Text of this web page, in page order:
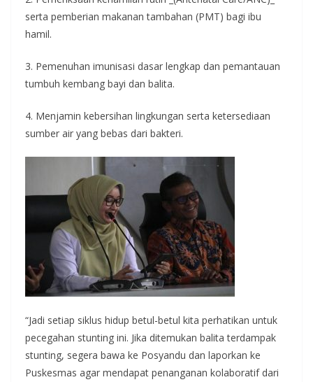
serta pemberian makanan tambahan (PMT) bagi ibu
hamil.
3. Pemenuhan imunisasi dasar lengkap dan pemantauan
tumbuh kembang bayi dan balita.
4. Menjamin kebersihan lingkungan serta ketersediaan
sumber air yang bebas dari bakteri.
“Jadi setiap siklus hidup betul-betul kita perhatikan untuk
pecegahan stunting ini. Jika ditemukan balita terdampak
stunting, segera bawa ke Posyandu dan laporkan ke
Puskesmas agar mendapat penanganan kolaboratif dari